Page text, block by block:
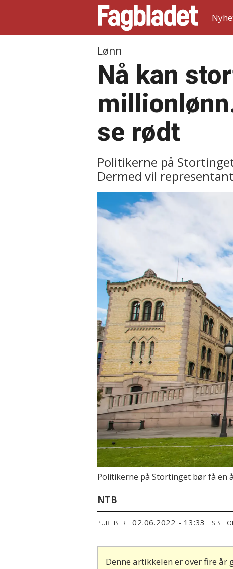
Lønn
Nå kan
se rødt
Politikerne på
Dermed vil
Politikerne på Stortinget bør få en
NTB
PUBLISERT 02.06.2022 - 13:33 SIST
Denne artikkelen er over fire